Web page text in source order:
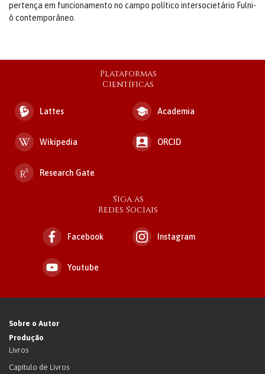
pertença em funcionamento no campo político intersocietário Fulni-
ô contemporâneo.
Plataformas
Científicas
Lattes Academia
Wikipedia ORCID
Research Gate
Siga as
Redes Sociais
Facebook Instagram
Youtube
Sobre o Autor
Produção
Livros
Capítulo de Livros